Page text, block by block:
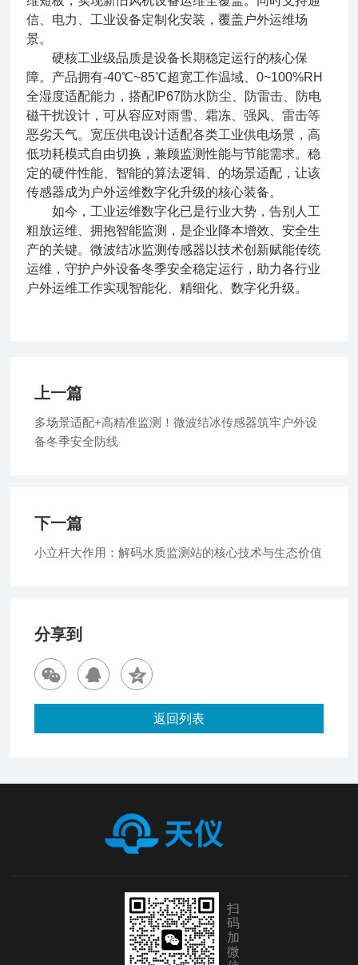
信、电力、工业设备定制化安装，覆盖户外运维场
景。
硬核工业级品质是设备长期稳定运行的核心保
障。产品拥有-40℃~85℃超宽工作温域、0~100%RH
全湿度适配能力，搭配IP67防水防尘、防雷击、防电
磁干扰设计，可从容应对雨雪、霜冻、强风、雷击等
恶劣天气。宽压供电设计适配各类工业供电场景，高
低功耗模式自由切换，兼顾监测性能与节能需求。稳
定的硬件性能、智能的算法逻辑、的场景适配，让该
传感器成为户外运维数字化升级的核心装备。
如今，工业运维数字化已是行业大势，告别人工
粗放运维、拥抱智能监测，是企业降本增效、安全生
产的关键。微波结冰监测传感器以技术创新赋能传统
运维，守护户外设备冬季安全稳定运行，助力各行业
户外运维工作实现智能化、精细化、数字化升级。
上一篇
多场景适配+高精准监测！微波结冰传感器筑牢户外设
备冬季安全防线
下一篇
小立杆大作用：解码水质监测站的核心技术与生态价值
分享到
返回列表
扫
码
加
微